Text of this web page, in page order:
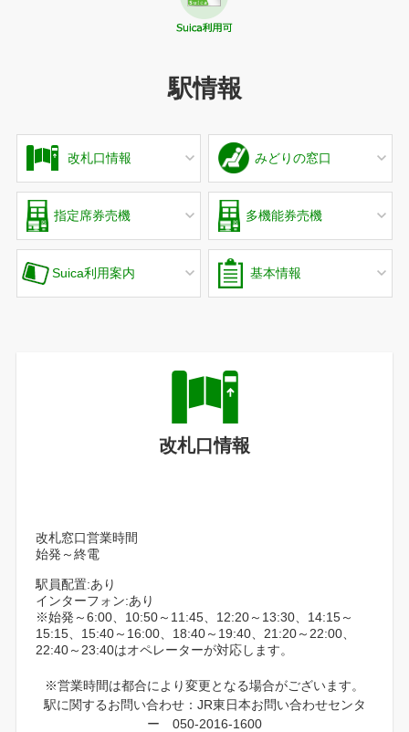
駅情報
改札口情報 みどりの窓口
指定席券売機 多機能券売機
Suica利用案内 基本情報
改札口情報
改札窓口営業時間
始発～終電
駅員配置:あり
インターフォン:あり
※始発～6:00、10:50～11:45、12:20～13:30、14:15～
15:15、15:40～16:00、18:40～19:40、21:20～22:00、
22:40～23:40はオペレーターが対応します。
※営業時間は都合により変更となる場合がございます。
駅に関するお問い合わせ：JR東日本お問い合わせセンタ
ー 050-2016-1600